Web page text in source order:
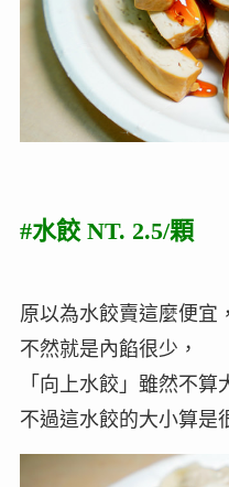
#水餃 NT. 2.5/顆
原以為水餃賣這麼便宜
不然就是內餡很少，
「向上水餃」雖然不算
不過這水餃的大小算是